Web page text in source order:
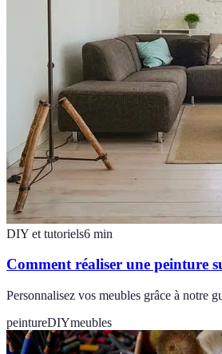
DIY et tutoriels6 min
Comment réaliser une peinture
Personnalisez vos meubles grâce à notre
peintureDIYmeubles